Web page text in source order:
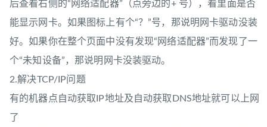
后查看右侧的“网络适配器”（点旁边的+ 号），看里面是否
能显示网卡。如果图标上有个“？”号，那说明网卡驱动没装
好。如果你在整个页面中没有发现“网络适配器”而发现了一
个“未知设备”，那说明网卡没装驱动。
2.解决TCP/IP问题
有的机器点自动获取IP地址及自动获取DNS地址就可以上网
了